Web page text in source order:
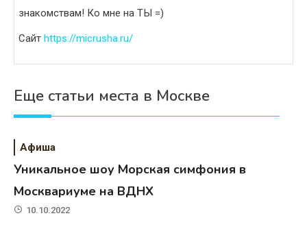
знакомствам! Ко мне на ТЫ =)
Сайт https://micrusha.ru/
Еще статьи места в Москве
Афиша
Уникальное шоу Морская симфония в
Москвариуме на ВДНХ
10.10.2022